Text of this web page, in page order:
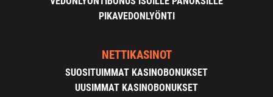
PIKAVEDONLYÖNTI
NETTIKASINOT
SUOSITUIMMAT KASINOBONUKSET
UUSIMMAT KASINOBONUKSET